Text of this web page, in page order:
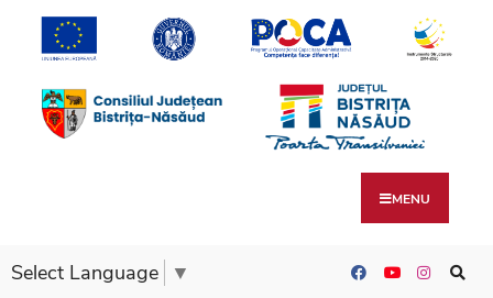
MENU
Select Language ▼